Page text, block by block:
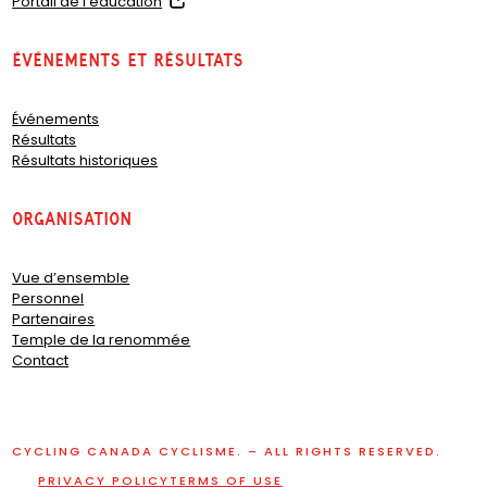
e
Événements et résultats
Événements
Résultats
Résultats historiques
organisation
Vue d’ensemble
Personnel
Partenaires
Temple de la renommée
Contact
CYCLING CANADA CYCLISME. – ALL RIGHTS RESERVED.
PRIVACY POLICYTERMS OF USE